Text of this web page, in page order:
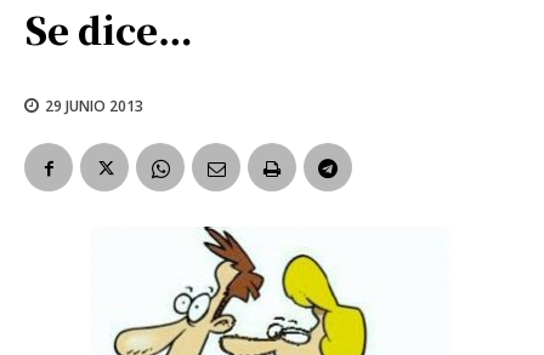
Se dice…
29 JUNIO 2013